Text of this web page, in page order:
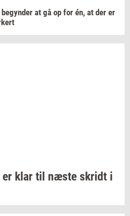
be­gyn­der at gå op for én, at der er
er klar til næste skridt i